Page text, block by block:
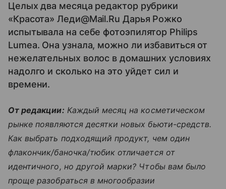
Целых два месяца редактор рубрики
«Красота» Леди@Mail.Ru Дарья Рожко
испытывала на себе фотоэпилятор Philips
Lumea. Она узнала, можно ли избавиться от
нежелательных волос в домашних условиях
надолго и сколько на это уйдет сил и
времени.
От редакции: Каждый месяц на косметическом
рынке появляются десятки новых бьюти-средств.
Как выбрать подходящий продукт, чем один
флакончик/баночка/тюбик отличается от
идентичного, но другой марки? Чтобы вам было
проще разобраться в многообразии